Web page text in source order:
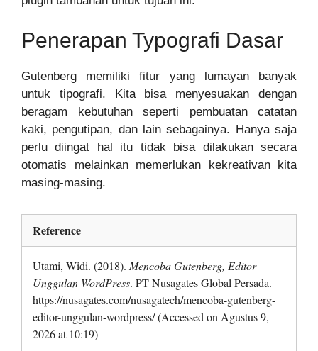
Penerapan Typografi Dasar
Gutenberg memiliki fitur yang lumayan banyak
untuk tipografi. Kita bisa menyesuakan dengan
beragam kebutuhan seperti pembuatan catatan
kaki, pengutipan, dan lain sebagainya. Hanya saja
perlu diingat hal itu tidak bisa dilakukan secara
otomatis melainkan memerlukan kekreativan kita
masing-masing.
Reference
Utami, Widi. (2018). Mencoba Gutenberg, Editor
Unggulan WordPress. PT Nusagates Global Persada.
https://nusagates.com/nusagatech/mencoba-gutenberg-
editor-unggulan-wordpress/ (Accessed on Agustus 9,
2026 at 10:19)